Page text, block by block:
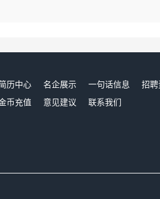
历中心 名企展示 一句话信息 招聘
币充值 意见建议 联系我们